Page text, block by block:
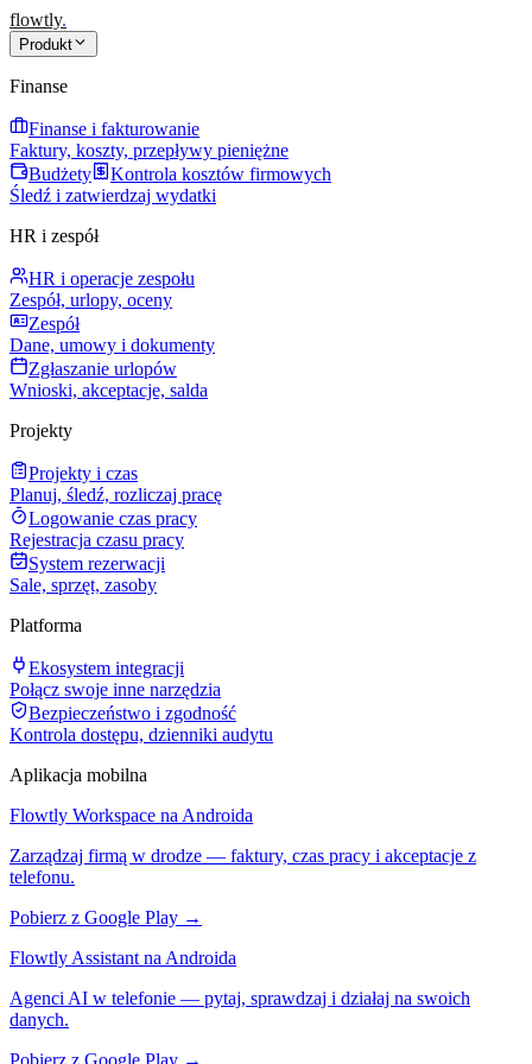
flowtly.
Produkt
Finanse
Finanse i fakturowanie
Faktury, koszty, przepływy pieniężne
Budżety
Kontrola kosztów firmowych
Śledź i zatwierdzaj wydatki
HR i zespół
HR i operacje zespołu
Zespół, urlopy, oceny
Zespół
Dane, umowy i dokumenty
Zgłaszanie urlopów
Wnioski, akceptacje, salda
Projekty
Projekty i czas
Planuj, śledź, rozliczaj pracę
Logowanie czas pracy
Rejestracja czasu pracy
System rezerwacji
Sale, sprzęt, zasoby
Platforma
Ekosystem integracji
Połącz swoje inne narzędzia
Bezpieczeństwo i zgodność
Kontrola dostępu, dzienniki audytu
Aplikacja mobilna
Flowtly Workspace na Androida
Zarządzaj firmą w drodze — faktury, czas pracy i akceptacje z
telefonu.
Pobierz z Google Play →
Flowtly Assistant na Androida
Agenci AI w telefonie — pytaj, sprawdzaj i działaj na swoich
danych.